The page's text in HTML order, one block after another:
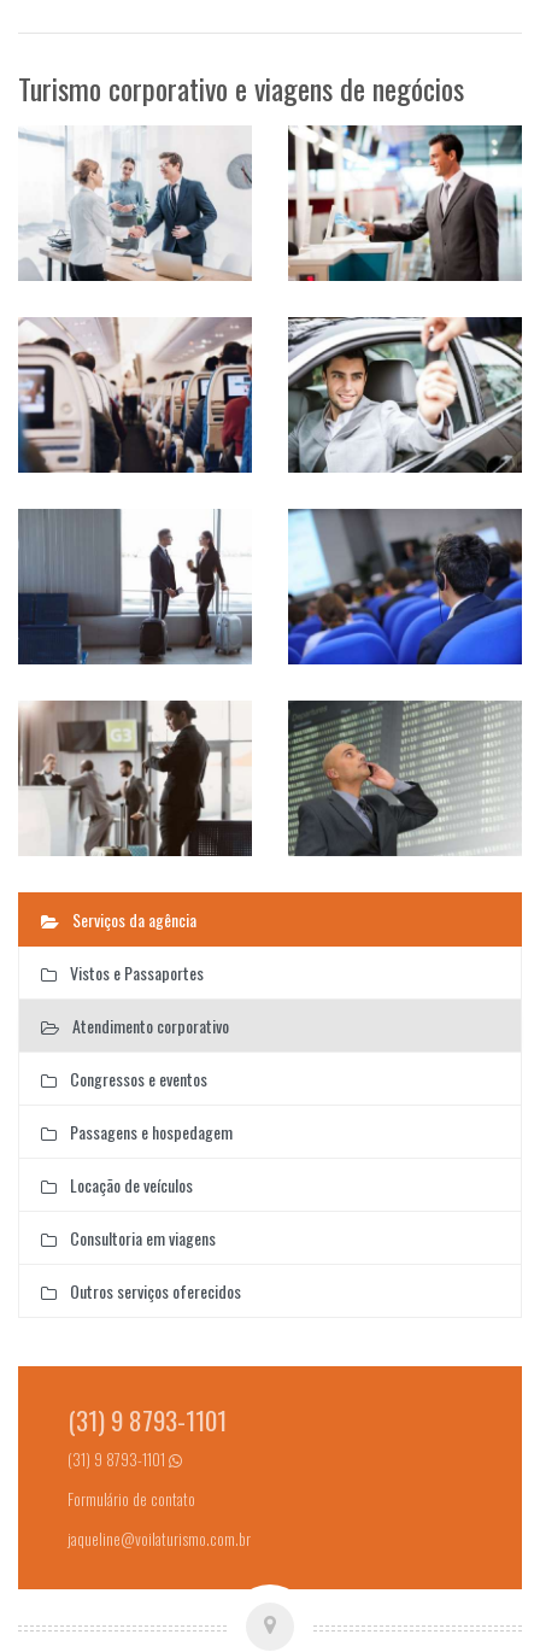
Turismo corporativo e viagens de negócios
Serviços da agência
Vistos e Passaportes
Atendimento corporativo
Congressos e eventos
Passagens e hospedagem
Locação de veículos
Consultoria em viagens
Outros serviços oferecidos
(31) 9 8793-1101
(31) 9 8793-1101
Formulário de contato
jaqueline@voilaturismo.com.br